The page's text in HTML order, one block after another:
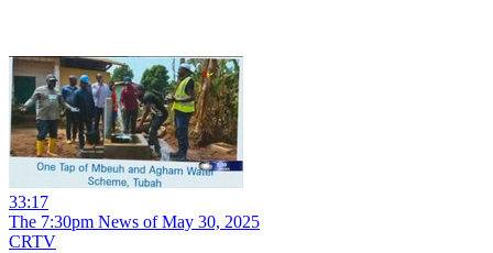
33:17
The 7:30pm News of May 30, 2025
CRTV